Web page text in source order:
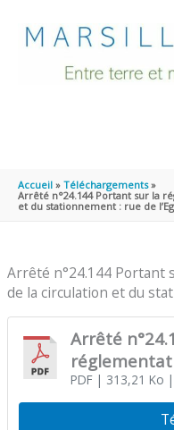
Accueil
Téléchargements
Arrêté n°24.144 Portant sur la
et du stationnement : rue de
Arrêté n°24.144
de la circulation et du
Arrêté
circulation
de l’Eglise
PDF| 313,21 Ko